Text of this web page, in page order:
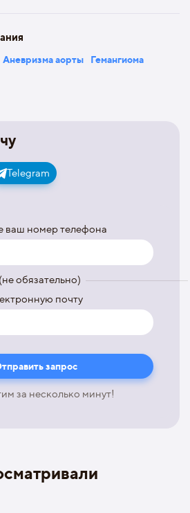
Telegram
ваш номер телефона
обязательно)
почту
за несколько минут!
Аневризма аорты Гемангиома